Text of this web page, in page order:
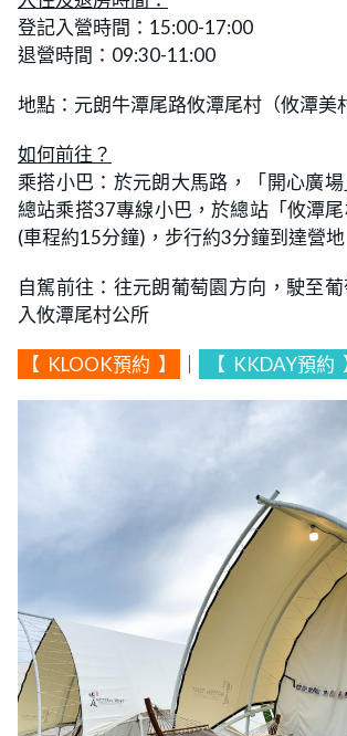
登記入營時間：15:00-17:00
退營時間：09:30-11:00
地點：元朗牛潭尾路攸潭尾村（攸潭美
如何前往？
乘搭小巴：於元朗大馬路，「開心廣
總站乘搭37專線小巴，於總站「攸潭
(車程約15分鐘)，步行約3分鐘到達營地
自駕前往：往元朗葡萄園方向，駛至
入攸潭尾村公所
【 KLOOK預約 】 【 KKDAY預約